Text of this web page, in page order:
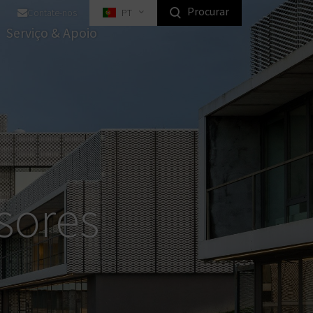
de Mobiliário Digital
Anti-Tilt
de bloqueio de chaves
Serviço & Apoio
Contate-nos PT Procurar